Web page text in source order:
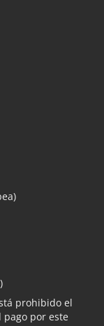
prohibido el
pago por este